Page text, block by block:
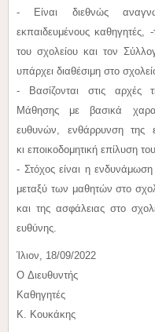
- Είναι διεθνώς
εκπαιδευμένους καθηγητές,
του σχολείου και τον
υπάρχει διαθέσιμη στο
- Βασίζονται στις αρχές
Μάθησης με βασικά
ευθυνών, ενθάρρυνση της
κι εποικοδομητική επίλυση
- Στόχος είναι η
μεταξύ των μαθητών στο
και της ασφάλειας στο
ευθύνης.
Ίλιον, 18/09/2022
O Διευθυντής Ο
Καθηγητές
Κ. Κουκάκης